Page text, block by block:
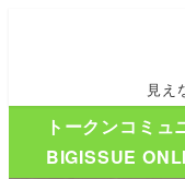
見え
トークンコミ
BIGISSUE